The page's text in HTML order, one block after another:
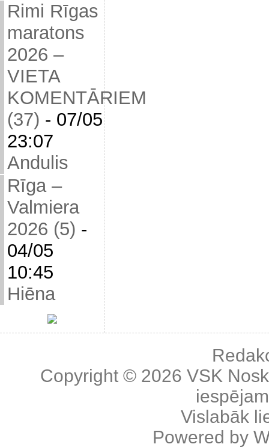
Rimi Rīgas
maratons
2026 –
VIETA
KOMENTĀRIEM
(37) - 07/05
23:07
Andulis
Rīga –
Valmiera
2026 (5) -
04/05
10:45
Hiēna
Copyright © 2026 VSK
Vislabāk
Powered by